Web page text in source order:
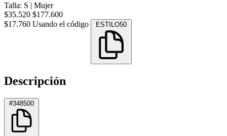
Talla: S | Mujer
$35.520 $177.600
$17.760 Usando el código ESTILO50
Descripción
#348500